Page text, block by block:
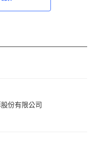
份有限公司